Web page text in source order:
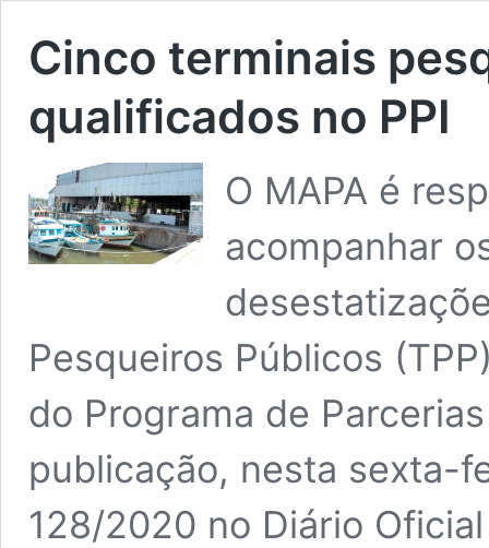
Cinco terminais
qualificados no PPI
O MAPA é
acompanhar
Pesqueiros Públicos
do Programa de
publicação, nesta sexta-
128/2020 no Diário